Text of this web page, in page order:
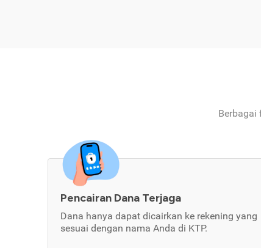
Berbagai
Pencairan Dana Terjaga
Dana hanya dapat dicairkan ke rekening yang
sesuai dengan nama Anda di KTP.